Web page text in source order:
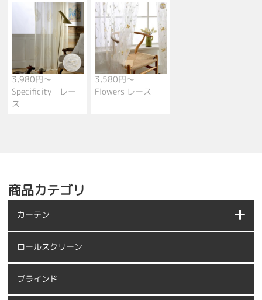
3,980円～
Specificity レー
ス
3,580円～
Flowers レース
商品カテゴリ
カーテン
ロールスクリーン
ブラインド